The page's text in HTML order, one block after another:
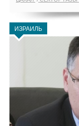
ИЗРАИЛЬ